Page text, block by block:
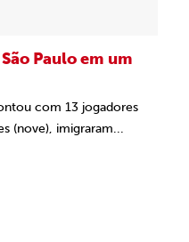
Paulo em um
com 13 jogadores
(nove), imigraram...